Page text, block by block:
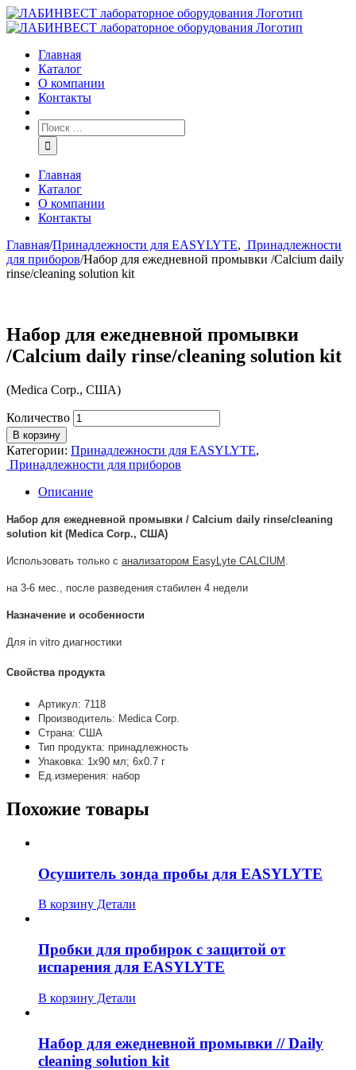
Главная
Каталог
О компании
Контакты
Главная
Каталог
О компании
Контакты
Главная/Принадлежности для EASYLYTE, Принадлежности
для приборов/Набор для ежедневной промывки /Calcium daily
rinse/cleaning solution kit
Набор для ежедневной промывки
/Calcium daily rinse/cleaning solution kit
(Medica Corp., США)
Количество
В корзину
Категории: Принадлежности для EASYLYTE,
Принадлежности для приборов
Описание
Набор для ежедневной промывки / Calcium daily rinse/cleaning
solution kit (Medica Corp., США)
Использовать только с анализатором EasyLyte CALCIUM
на 3-6 мес., после разведения стабилен 4 недели
Назначение и особенности
Для in vitro диагностики
Свойства продукта
Артикул: 7118
Производитель: Medica Corp.
Страна: США
Тип продукта: принадлежность
Упаковка: 1х90 мл; 6х0.7 г
Ед.измерения: набор
Похожие товары
Осушитель зонда пробы для EASYLYTE
В корзину Детали
Пробки для пробирок с защитой от
испарения для EASYLYTE
В корзину Детали
Набор для ежедневной промывки // Daily
cleaning solution kit